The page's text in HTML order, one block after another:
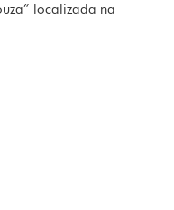
localizada na